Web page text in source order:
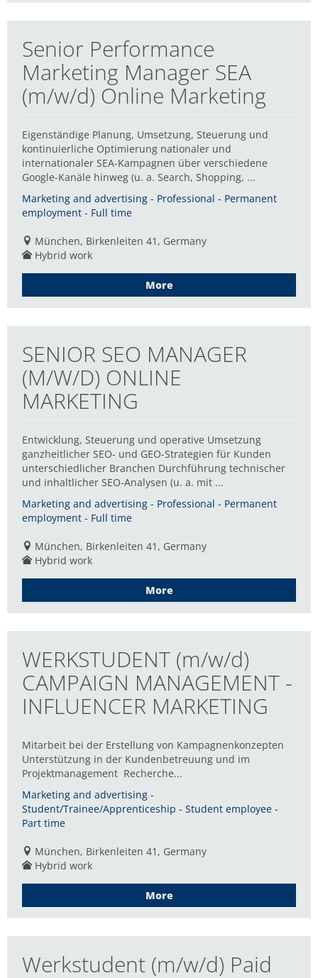
Senior Performance
Marketing Manager SEA
(m/w/d) Online Marketing
Eigenständige Planung, Umsetzung, Steuerung und
kontinuierliche Optimierung nationaler und
internationaler SEA-Kampagnen über verschiedene
Google-Kanäle hinweg (u. a. Search, Shopping, ...
Marketing and advertising - Professional - Permanent
employment - Full time
München, Birkenleiten 41, Germany
Hybrid work
More
SENIOR SEO MANAGER
(M/W/D) ONLINE
MARKETING
Entwicklung, Steuerung und operative Umsetzung
ganzheitlicher SEO- und GEO-Strategien für Kunden
unterschiedlicher Branchen Durchführung technischer
und inhaltlicher SEO-Analysen (u. a. mit ...
Marketing and advertising - Professional - Permanent
employment - Full time
München, Birkenleiten 41, Germany
Hybrid work
More
WERKSTUDENT (m/w/d)
CAMPAIGN MANAGEMENT -
INFLUENCER MARKETING
Mitarbeit bei der Erstellung von Kampagnenkonzepten
Unterstützung in der Kundenbetreuung und im
Projektmanagement Recherche...
Marketing and advertising -
Student/Trainee/Apprenticeship - Student employee -
Part time
München, Birkenleiten 41, Germany
Hybrid work
More
Werkstudent (m/w/d) Paid